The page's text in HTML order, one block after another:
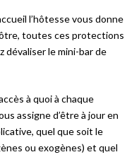
l’hôtesse vous donne
toutes ces protections
dévaliser le mini-bar de
à quoi à chaque
assigne d’être à jour en
quel que soit le
ou exogènes) et quel